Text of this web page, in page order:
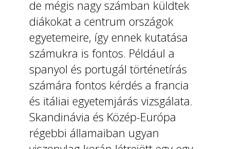
de mégis nagy számban küldtek
diákokat a centrum országok
egyetemeire, így ennek kutatása
számukra is fontos. Például a
spanyol és portugál történetírás
számára fontos kérdés a francia
és itáliai egyetemjárás vizsgálata.
Skandinávia és Közép-Európa
régebbi államaiban ugyan